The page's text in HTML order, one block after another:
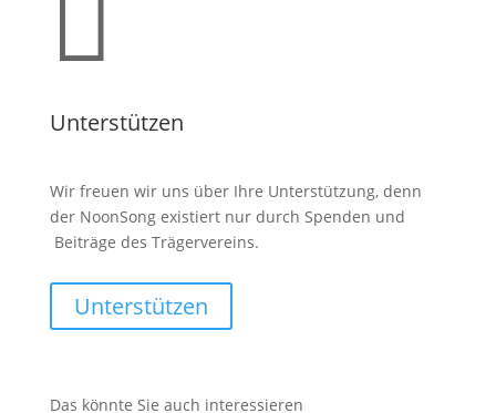

Unterstützen
Wir freuen wir uns über Ihre Unterstützung, denn
der NoonSong existiert nur durch Spenden und
Beiträge des Trägervereins.
Unterstützen
Das könnte Sie auch interessieren